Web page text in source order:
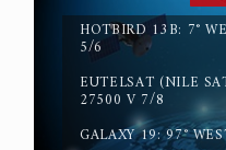
HOTBIRD 13B: 7°
5/6
EUTELSAT (NILE
27500 V 7/8
GALAXY 19: 97°